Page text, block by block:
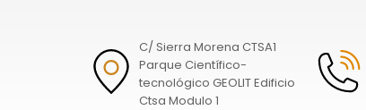
C/ Sierra Morena CTSA1
Parque Científico-
tecnológico GEOLIT Edificio
Ctsa Modulo 1